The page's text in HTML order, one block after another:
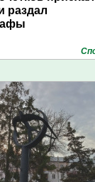
раздал